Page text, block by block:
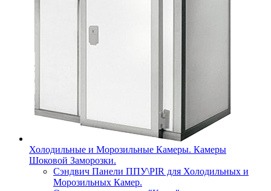
Холодильные и Морозильные Камеры. Камеры
Шоковой Заморозки.
Сэндвич Панели ППУ\PIR для Холодильных и
Морозильных Камер.